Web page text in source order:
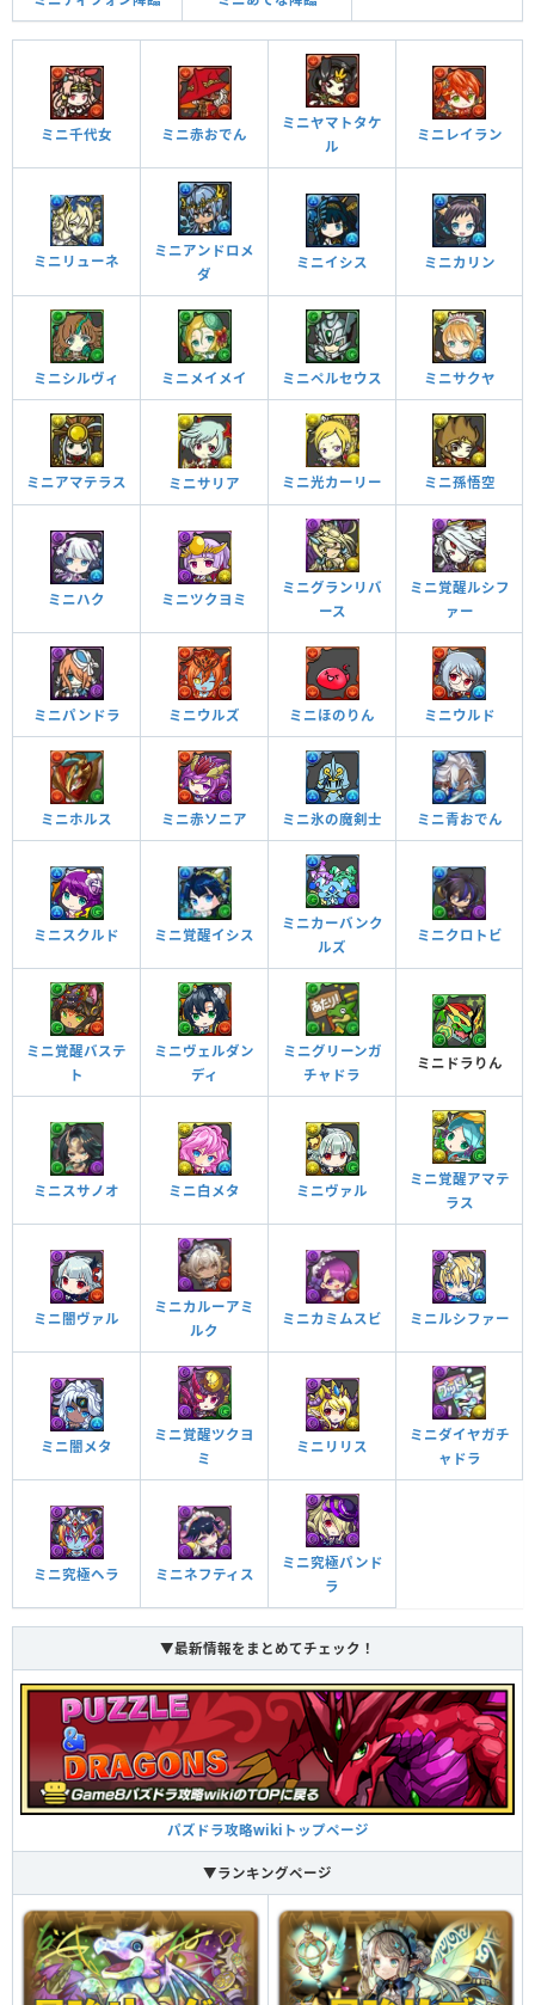
ミニ千代女 ミニ赤おでん
ミニヤマトタケ
ル
ミニレイラン
ミニリューネ
ミニアンドロメ
ダ
ミニイシス ミニカリン
ミニシルヴィ ミニメイメイ ミニペルセウス ミニサクヤ
ミニアマテラス ミニサリア ミニ光カーリー ミニ孫悟空
ミニハク ミニツクヨミ
ミニグランリバ
ース
ミニ覚醒ルシフ
ァー
ミニパンドラ ミニウルズ ミニほのりん ミニウルド
ミニホルス ミニ赤ソニア ミニ氷の魔剣士 ミニ青おでん
ミニスクルド ミニ覚醒イシス
ミニカーバンク
ルズ
ミニクロトビ
ミニ覚醒バステ
ト
ミニヴェルダン
ディ
ミニグリーンガ
チャドラ
ミニドラりん
ミニスサノオ ミニ白メタ ミニヴァル
ミニ覚醒アマテ
ラス
ミニ闇ヴァル
ミニカルーアミ
ルク
ミニカミムスビ ミニルシファー
ミニ闇メタ
ミニ覚醒ツクヨ
ミ
ミニリリス
ミニダイヤガチ
ャドラ
ミニ究極ヘラ ミニネフティス
ミニ究極パンド
ラ
▼最新情報をまとめてチェック！
パズドラ攻略wikiトップページ
▼ランキングページ